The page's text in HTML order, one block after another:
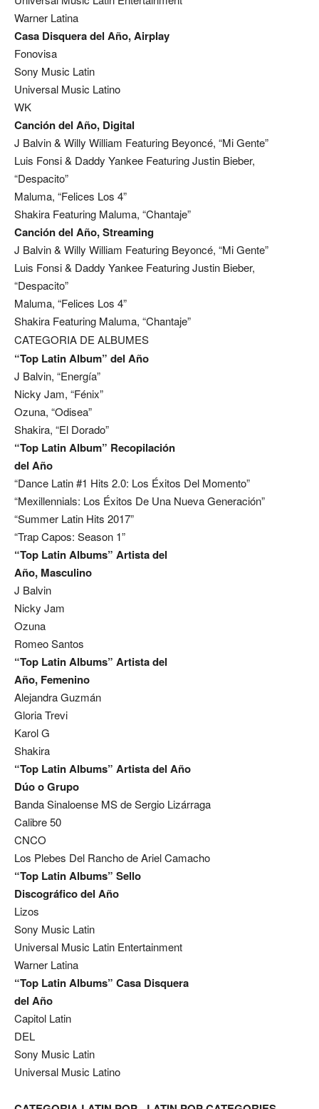
Warner Latina
Casa Disquera del Año, Airplay
Fonovisa
Sony Music Latin
Universal Music Latino
WK
Canción del Año, Digital
J Balvin & Willy William Featuring Beyoncé, “Mi Gente”
Luis Fonsi & Daddy Yankee Featuring Justin Bieber,
“Despacito”
Maluma, “Felices Los 4”
Shakira Featuring Maluma, “Chantaje”
Canción del Año, Streaming
J Balvin & Willy William Featuring Beyoncé, “Mi Gente”
Luis Fonsi & Daddy Yankee Featuring Justin Bieber,
“Despacito”
Maluma, “Felices Los 4”
Shakira Featuring Maluma, “Chantaje”
CATEGORIA DE ALBUMES
“Top Latin Album” del Año
J Balvin, “Energía”
Nicky Jam, “Fénix”
Ozuna, “Odisea”
Shakira, “El Dorado”
“Top Latin Album” Recopilación
del Año
“Dance Latin #1 Hits 2.0: Los Éxitos Del Momento”
“Mexillennials: Los Éxitos De Una Nueva Generación”
“Summer Latin Hits 2017”
“Trap Capos: Season 1”
“Top Latin Albums” Artista del
Año, Masculino
J Balvin
Nicky Jam
Ozuna
Romeo Santos
“Top Latin Albums” Artista del
Año, Femenino
Alejandra Guzmán
Gloria Trevi
Karol G
Shakira
“Top Latin Albums” Artista del Año
Dúo o Grupo
Banda Sinaloense MS de Sergio Lizárraga
Calibre 50
CNCO
Los Plebes Del Rancho de Ariel Camacho
“Top Latin Albums” Sello
Discográfico del Año
Lizos
Sony Music Latin
Universal Music Latin Entertainment
Warner Latina
“Top Latin Albums” Casa Disquera
del Año
Capitol Latin
DEL
Sony Music Latin
Universal Music Latino